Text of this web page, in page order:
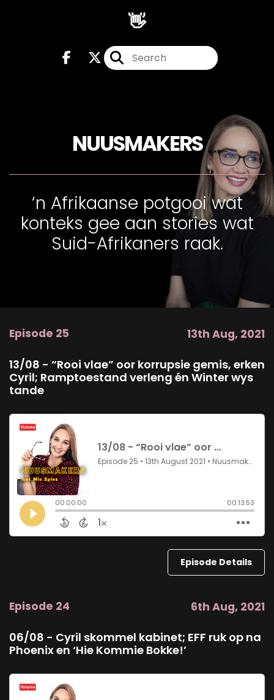
👋
NUUSMAKERS
‘n Afrikaanse potgooi wat
konteks gee aan stories wat
Suid-Afrikaners raak.
Episode 25 13th Aug, 2021
13/08 - “Rooi vlae” oor korrupsie gemis, erken
Cyril; Ramptoestand verleng én Winter wys
tande
Episode Details
Episode 24 6th Aug, 2021
06/08 - Cyril skommel kabinet; EFF ruk op na
Phoenix en ‘Hie Kommie Bokke!’